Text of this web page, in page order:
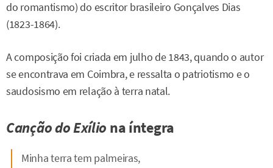
do romantismo) do escritor brasileiro Gonçalves Dias
(1823-1864).
A composição foi criada em julho de 1843, quando o autor
se encontrava em Coimbra, e ressalta o patriotismo e o
saudosismo em relação à terra natal.
Canção do Exílio na íntegra
Minha terra tem palmeiras,